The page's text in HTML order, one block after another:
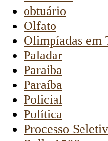
obtuário
Olfato
Olimpíadas em
Paladar
Paraiba
Paraíba
Policial
Política
Processo